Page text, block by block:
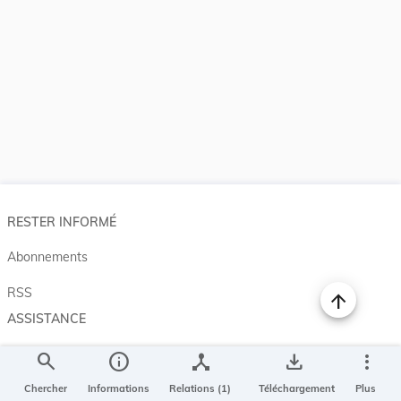
search
Chercher
info
Informations
device_hub
Relations (1)
save_alt
Téléchargement
more_vert
Plus
RESTER INFORMÉ
Abonnements
RSS
ASSISTANCE
Aide et à propos
Projet Casemates